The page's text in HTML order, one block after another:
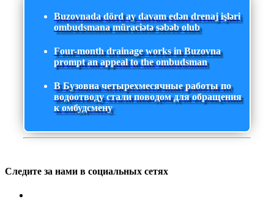
Buzovnada dörd ay davam edən drenaj işləri
ombudsmana müraciətə səbəb olub
Four-month drainage works in Buzovna
prompt an appeal to the ombudsman
В Бузовна четырехмесячные работы по
водоотводу стали поводом для обращения
к омбудсмену
Следите за нами в социальных сетях